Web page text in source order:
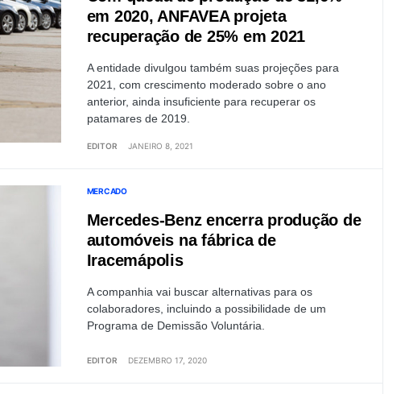
em 2020, ANFAVEA projeta
recuperação de 25% em 2021
A entidade divulgou também suas projeções para
2021, com crescimento moderado sobre o ano
anterior, ainda insuficiente para recuperar os
patamares de 2019.
EDITOR JANEIRO 8, 2021
MERCADO
Mercedes-Benz encerra produção de
automóveis na fábrica de
Iracemápolis
A companhia vai buscar alternativas para os
colaboradores, incluindo a possibilidade de um
Programa de Demissão Voluntária.
EDITOR DEZEMBRO 17, 2020